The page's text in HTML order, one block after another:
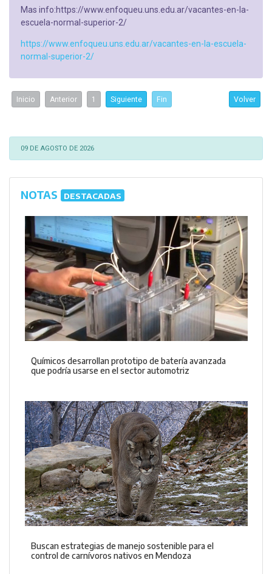
Mas info:https://www.enfoqueu.uns.edu.ar/vacantes-en-la-
escuela-normal-superior-2/
https://www.enfoqueu.uns.edu.ar/vacantes-en-la-escuela-
normal-superior-2/
Inicio Anterior 1 Siguiente Fin Volver
09 DE AGOSTO DE 2026
NOTAS DESTACADAS
Químicos desarrollan prototipo de batería avanzada
que podría usarse en el sector automotriz
Buscan estrategias de manejo sostenible para el
control de carnívoros nativos en Mendoza